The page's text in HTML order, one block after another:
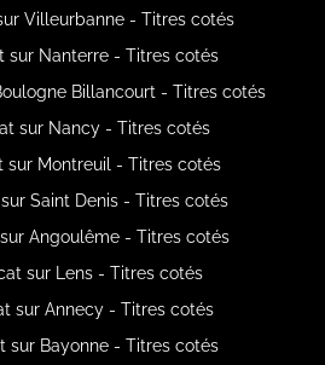
Villeurbanne - Titres cotés
sur Nanterre - Titres cotés
Billancourt - Titres cotés
sur Nancy - Titres cotés
sur Montreuil - Titres cotés
Saint Denis - Titres cotés
Angoulême - Titres cotés
sur Lens - Titres cotés
sur Annecy - Titres cotés
sur Bayonne - Titres cotés